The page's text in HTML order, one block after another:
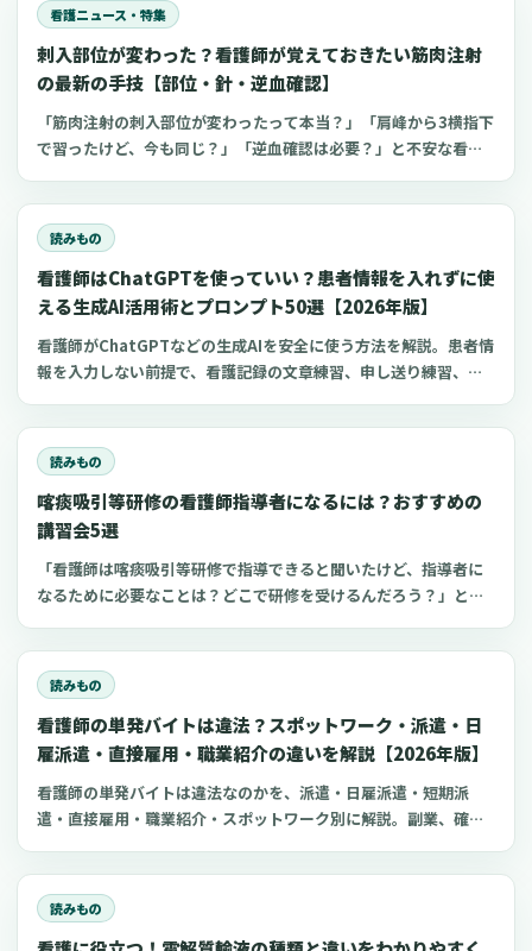
看護ニュース・特集
刺入部位が変わった？看護師が覚えておきたい筋肉注射
の最新の手技【部位・針・逆血確認】
「筋肉注射の刺入部位が変わったって本当？」「肩峰から3横指下
で習ったけど、今も同じ？」「逆血確認は必要？」と不安な看護
び方、針のゲージと長さ、皮下注射との違い、神経損傷やSIRVA
を避けるポイント、ワクチン接種時の手順までわかりやすく解説
します。
読みもの
看護師はChatGPTを使っていい？患者情報を入れずに使
える生成AI活用術とプロンプト50選【2026年版】
看護師がChatGPTなどの生成AIを安全に使う方法を解説。患者情
報を入力しない前提で、看護記録の文章練習、申し送り練習、復
読みもの
喀痰吸引等研修の看護師指導者になるには？おすすめの
講習会5選
「看護師は喀痰吸引等研修で指導できると聞いたけど、指導者に
なるために必要なことは？どこで研修を受けるんだろう？」と思
護師としてのスキルアップにつながり病院や介護施設の仕事に生
かせるかもしれません 。今回は、喀痰吸引等研修の指導教員にな
る条件やおすすめの講習会についてご紹介します。
読みもの
看護師の単発バイトは違法？スポットワーク・派遣・日
雇派遣・直接雇用・職業紹介の違いを解説【2026年版】
看護師の単発バイトは違法なのかを、派遣・日雇派遣・短期派
遣・直接雇用・職業紹介・スポットワーク別に解説。副業、確定
点も整理します。
読みもの